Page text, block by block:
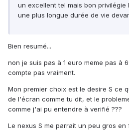
un excellent tel mais bon
une plus longue durée de vie
Bien resumé...
non je suis pas à 1 euro meme pas à
compte pas vraiment.
Mon premier choix est le desire S ce
de l'écran comme tu dit, et le
comme j'ai pu entendre à verifié ???
Le nexus S me parrait un peu gros en